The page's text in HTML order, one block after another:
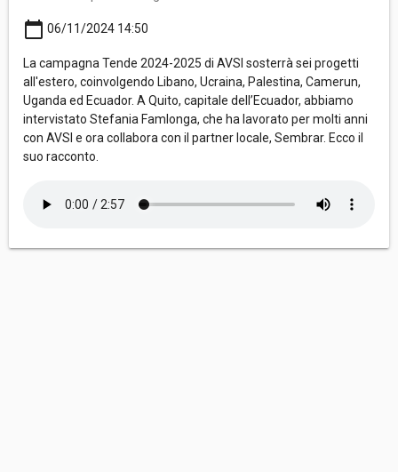
calendar_today 06/11/2024 14:50
La campagna Tende 2024-2025 di AVSI sosterrà sei progetti
all'estero, coinvolgendo Libano, Ucraina, Palestina, Camerun,
Uganda ed Ecuador. A Quito, capitale dell’Ecuador, abbiamo
intervistato Stefania Famlonga, che ha lavorato per molti anni
con AVSI e ora collabora con il partner locale, Sembrar. Ecco il
suo racconto.